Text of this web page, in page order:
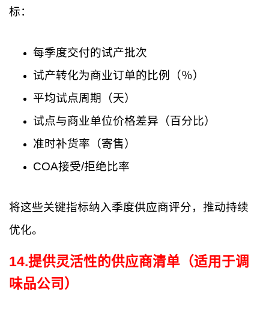
标：
每季度交付的试产批次
试产转化为商业订单的比例（％）
平均试点周期（天）
试点与商业单位价格差异（百分比）
准时补货率（寄售）
COA接受/拒绝比率
将这些关键指标纳入季度供应商评分，推动持续
优化。
14.提供灵活性的供应商清单（适用于调
味品公司）